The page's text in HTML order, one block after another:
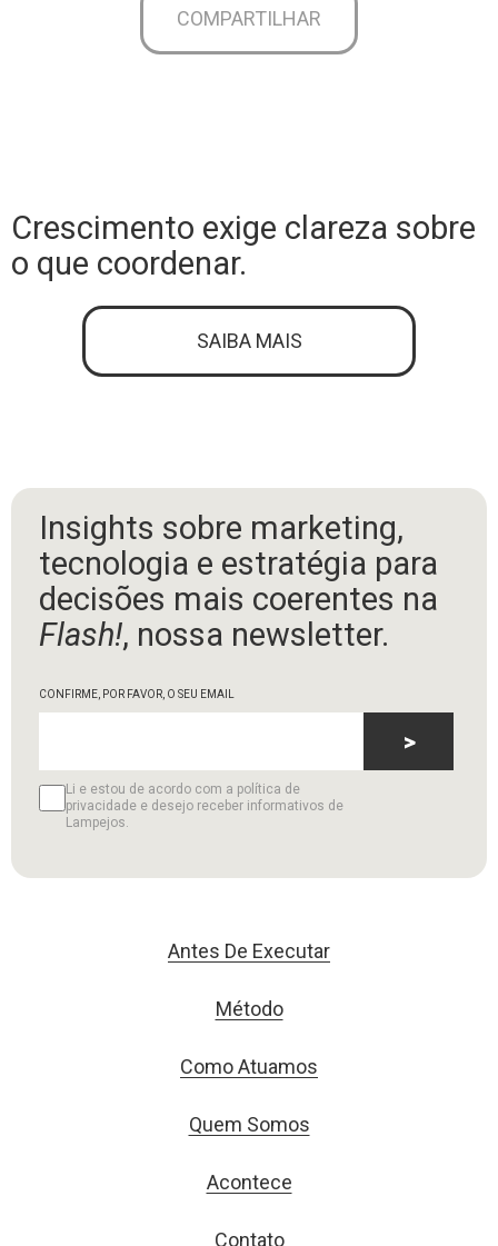
COMPARTILHAR
Crescimento exige clareza sobre
o que coordenar.
SAIBA MAIS
Insights sobre marketing,
tecnologia e estratégia para
decisões mais coerentes na
Flash!, nossa newsletter.
CONFIRME, POR FAVOR, O SEU EMAIL
Li e estou de acordo com a política de
privacidade e desejo receber informativos de
Lampejos.
>
Antes De Executar
Método
Como Atuamos
Quem Somos
Acontece
Contato